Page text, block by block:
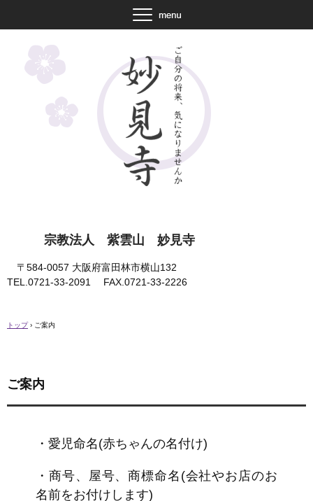
宗教法人 紫雲山 妙見寺
〒584-0057 大阪府富田林市横山132
TEL.0721-33-2091
FAX.0721-33-2226
トップ › ご案内
ご案内
・愛児命名(赤ちゃんの名付け)
・商号、屋号、商標命名(会社やお店のお
名前をお付けします)